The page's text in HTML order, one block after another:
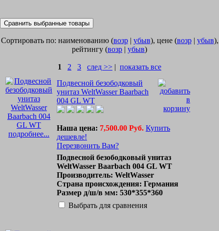
Сортировать по: наименованию (возр| убыв), цене (возр| убыв),
рейтингу (возр | убыв)
1 2 3 след >> | показать все
подробнее...
Подвесной безободковый
унитаз WeltWasser Baarbach
004 GL WT
Наша цена: 7,500.00 Руб. Купить
дешевле!
Перезвонить Вам?
Подвесной безободковый унитаз
WeltWasser Baarbach 004 GL WT
Производитель: WeltWasser
Страна происхождения: Германия
Размер д/ш/в мм: 530*355*360
Выбрать для сравнения